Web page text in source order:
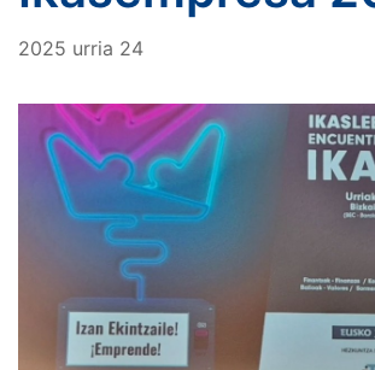
2025 urria 24